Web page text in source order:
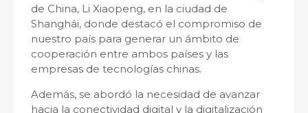
de China, Li Xiaopeng, en la ciudad de
Shanghái, donde destacó el compromiso de
nuestro país para generar un ámbito de
cooperación entre ambos países y las
empresas de tecnologías chinas.
Además, se abordó la necesidad de avanzar
hacia la conectividad digital y la digitalización